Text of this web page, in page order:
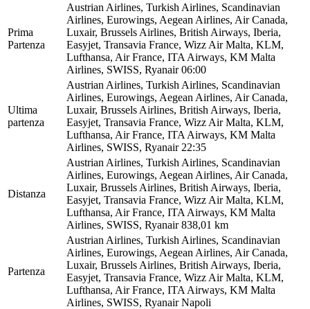
Prima
Partenza
Austrian Airlines, Turkish Airlines, Scandinavian
Airlines, Eurowings, Aegean Airlines, Air Canada,
Luxair, Brussels Airlines, British Airways, Iberia,
Easyjet, Transavia France, Wizz Air Malta, KLM,
Lufthansa, Air France, ITA Airways, KM Malta
Airlines, SWISS, Ryanair 06:00
Ultima
partenza
Austrian Airlines, Turkish Airlines, Scandinavian
Airlines, Eurowings, Aegean Airlines, Air Canada,
Luxair, Brussels Airlines, British Airways, Iberia,
Easyjet, Transavia France, Wizz Air Malta, KLM,
Lufthansa, Air France, ITA Airways, KM Malta
Airlines, SWISS, Ryanair 22:35
Distanza
Austrian Airlines, Turkish Airlines, Scandinavian
Airlines, Eurowings, Aegean Airlines, Air Canada,
Luxair, Brussels Airlines, British Airways, Iberia,
Easyjet, Transavia France, Wizz Air Malta, KLM,
Lufthansa, Air France, ITA Airways, KM Malta
Airlines, SWISS, Ryanair 838,01 km
Partenza
Austrian Airlines, Turkish Airlines, Scandinavian
Airlines, Eurowings, Aegean Airlines, Air Canada,
Luxair, Brussels Airlines, British Airways, Iberia,
Easyjet, Transavia France, Wizz Air Malta, KLM,
Lufthansa, Air France, ITA Airways, KM Malta
Airlines, SWISS, Ryanair Napoli